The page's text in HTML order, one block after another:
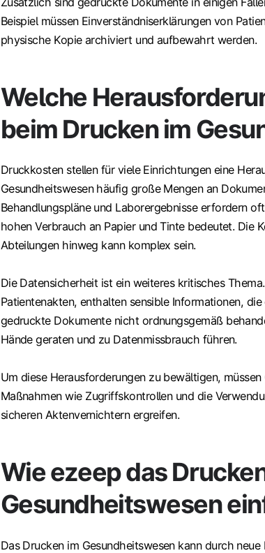
Beispiel müssen Einverständniserklärungen von
physische Kopie archiviert und aufbewahrt werden.
Welche
beim Drucken im
Druckkosten stellen für viele Einrichtungen eine
Gesundheitswesen häufig große Mengen an
Behandlungspläne und Laborergebnisse erfordern
hohen Verbrauch an Papier und Tinte bedeutet. Die
Abteilungen hinweg kann komplex sein.
Die Datensicherheit ist ein weiteres kritisches
Patientenakten, enthalten sensible Informationen,
gedruckte Dokumente nicht ordnungsgemäß
Hände geraten und zu Datenmissbrauch führen.
Um diese Herausforderungen zu bewältigen,
Maßnahmen wie Zugriffskontrollen und die
sicheren Aktenvernichtern ergreifen.
Wie ezeep das
Gesundheitswesen
Das Drucken im Gesundheitswesen kann durch